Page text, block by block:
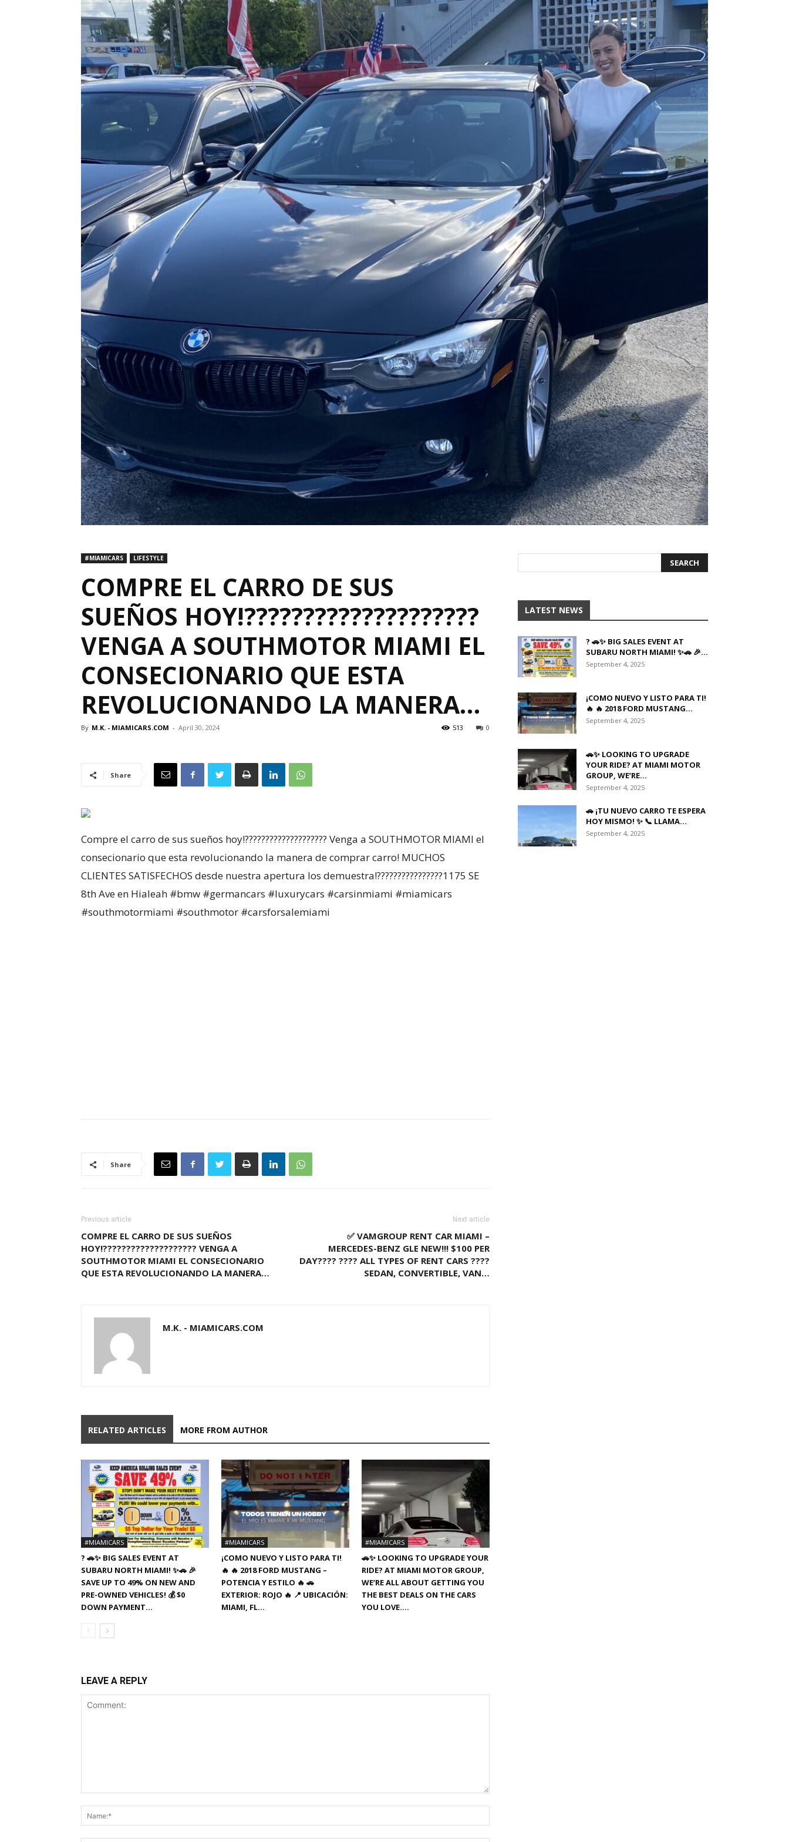
#MIAMICARS LIFESTYLE
COMPRE EL CARRO DE SUS
SUEÑOS HOY!????????????????????
VENGA A SOUTHMOTOR MIAMI EL
CONSECIONARIO QUE ESTA
REVOLUCIONANDO LA MANERA…
By M.K. - MIAMICARS.COM - April 30, 2024 0
513
Share
Compre el carro de sus sueños hoy!???????????????????? Venga a SOUTHMOTOR MIAMI el
consecionario que esta revolucionando la manera de comprar carro! MUCHOS
CLIENTES SATISFECHOS desde nuestra apertura los demuestra!????????????????1175 SE
8th Ave en Hialeah #bmw #germancars #luxurycars #carsinmiami #miamicars
#southmotormiami #southmotor #carsforsalemiami
Share
Previous article
COMPRE EL CARRO DE SUS SUEÑOS
HOY!???????????????????? VENGA A
SOUTHMOTOR MIAMI EL CONSECIONARIO
QUE ESTA REVOLUCIONANDO LA MANERA…
Next article
✅ VAMGROUP RENT CAR MIAMI –
MERCEDES-BENZ GLE NEW!!! $100 PER
DAY???? ???? ALL TYPES OF RENT CARS ????
SEDAN, CONVERTIBLE, VAN…
M.K. - MIAMICARS.COM
RELATED ARTICLES MORE FROM AUTHOR
#MIAMICARS
? 🚗✨ BIG SALES EVENT AT
SUBARU NORTH MIAMI! ✨🚗 🎉
SAVE UP TO 49% ON NEW AND
PRE-OWNED VEHICLES! 💰 $0
DOWN PAYMENT...
#MIAMICARS
¡COMO NUEVO Y LISTO PARA TI!
🔥 🔥 2018 FORD MUSTANG –
POTENCIA Y ESTILO 🔥 🚗
EXTERIOR: ROJO 🔥 📍 UBICACIÓN:
MIAMI, FL…
#MIAMICARS
🚗✨ LOOKING TO UPGRADE YOUR
RIDE? AT MIAMI MOTOR GROUP,
WE’RE ALL ABOUT GETTING YOU
THE BEST DEALS ON THE CARS
YOU LOVE….
LEAVE A REPLY
LATEST NEWS
? 🚗✨ BIG SALES EVENT AT
SUBARU NORTH MIAMI! ✨🚗 🎉...
September 4, 2025
¡COMO NUEVO Y LISTO PARA TI!
🔥 🔥 2018 FORD MUSTANG...
September 4, 2025
🚗✨ LOOKING TO UPGRADE
YOUR RIDE? AT MIAMI MOTOR
GROUP, WE’RE...
September 4, 2025
🚗 ¡TU NUEVO CARRO TE ESPERA
HOY MISMO! ✨ 📞 LLAMA...
September 4, 2025